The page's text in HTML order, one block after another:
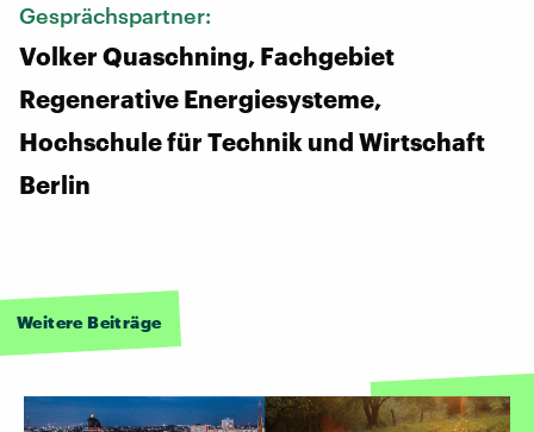
Gesprächspartner:
Volker Quaschning, Fachgebiet
Regenerative Energiesysteme,
Hochschule für Technik und Wirtschaft
Berlin
Weitere Beiträge